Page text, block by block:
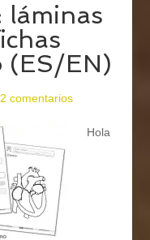
láminas
(ES/EN)
2 comentarios
Hola